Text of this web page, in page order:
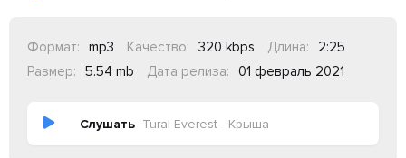
Формат: mp3 Качество: 320 kbps Длина:
2:25
Размер:
5.54 mb Дата релиза: 01 февраль 2021
Слушать Tural Everest - Крыша